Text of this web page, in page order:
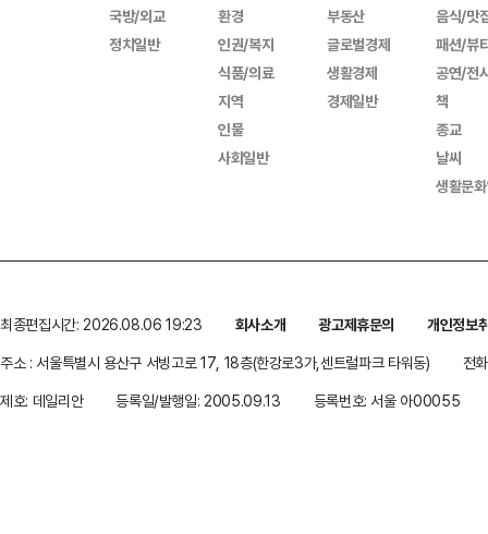
국방/외교
정치일반
환경
인권/복지
식품/의료
지역
인물
사회일반
부동산
글로벌경제
생활경제
경제일반
음식/맛
패션/뷰
공연/전
책
종교
날씨
생활문
최종편집시간: 2026.08.06 19:23 회사소개 광고제휴문의
개인정보
주소 : 서울특별시 용산구 서빙고로 17, 18층(한강로3가,센트럴파크 타워동)
전
제호: 데일리안
등록일/발행일: 2005.09.13 등록번호: 서울 아00055